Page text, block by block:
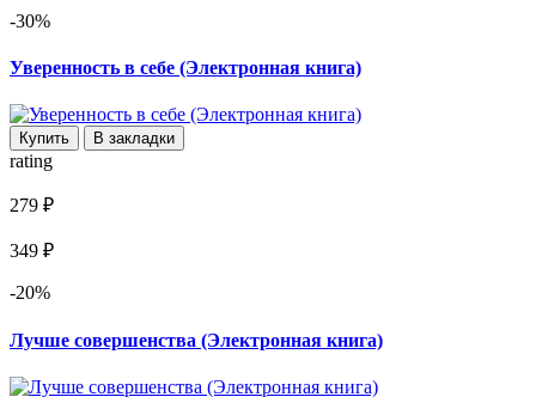
-30%
Уверенность в себе (Электронная книга)
Купить В закладки
rating
279 ₽
349 ₽
-20%
Лучше совершенства (Электронная книга)